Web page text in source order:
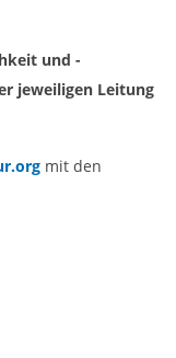
und -
jeweiligen Leitung
mit den